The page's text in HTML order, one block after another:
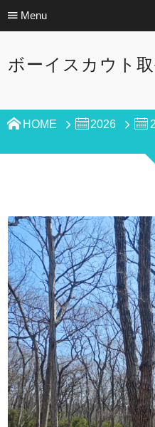
Menu
ボーイスカウト
HOME 2026 2